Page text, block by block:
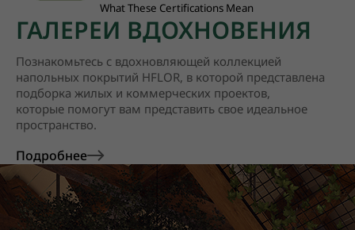
What These Certifications Mean
ГАЛЕРЕИ ВДОХНОВЕНИЯ
Познакомьтесь с вдохновляющей коллекцией
напольных покрытий HFLOR, в которой представлена
подборка жилых и коммерческих проектов,
которые помогут вам представить свое идеальное
пространство.
Подробнее